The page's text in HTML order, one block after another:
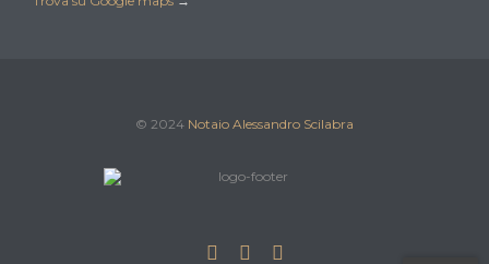
© 2024 Notaio Alessandro Scilabra
  